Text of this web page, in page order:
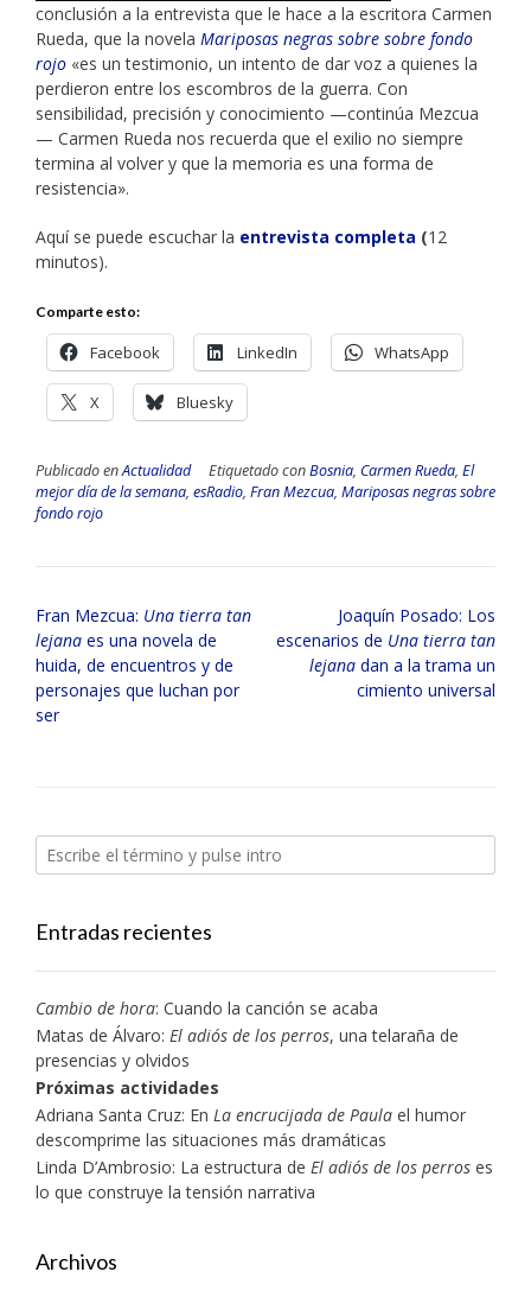
conclusión a la entrevista que le hace a la escritora Carmen
Rueda, que la novela Mariposas negras sobre sobre fondo
rojo «es un testimonio, un intento de dar voz a quienes la
perdieron entre los escombros de la guerra. Con
sensibilidad, precisión y conocimiento —continúa Mezcua
— Carmen Rueda nos recuerda que el exilio no siempre
termina al volver y que la memoria es una forma de
resistencia».
Aquí se puede escuchar la entrevista completa (12
minutos).
Comparte esto:
Facebook LinkedIn WhatsApp
X Bluesky
Publicado enActualidad Etiquetado conBosnia, Carmen Rueda, El
mejor día de la semana, esRadio, Fran Mezcua, Mariposas negras sobre
fondo rojo
Navegación
de
entradas
Fran Mezcua: Una tierra tan
lejana es una novela de
huida, de encuentros y de
personajes que luchan por
ser
Joaquín Posado: Los
escenarios de Una tierra tan
lejana dan a la trama un
cimiento universal
Entradas recientes
Cambio de hora: Cuando la canción se acaba
Matas de Álvaro: El adiós de los perros, una telaraña de
presencias y olvidos
Próximas actividades
Adriana Santa Cruz: En La encrucijada de Paula el humor
descomprime las situaciones más dramáticas
Linda D’Ambrosio: La estructura de El adiós de los perros es
lo que construye la tensión narrativa
Archivos